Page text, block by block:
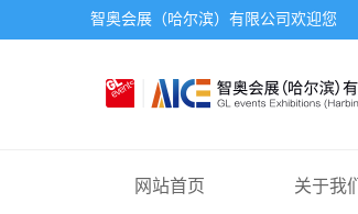
智奥会展（哈尔滨）有限公司欢迎您
网站首页 关于我们